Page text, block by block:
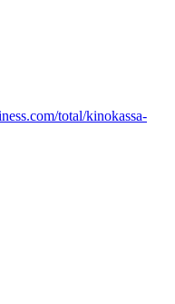
total/kinokassa-